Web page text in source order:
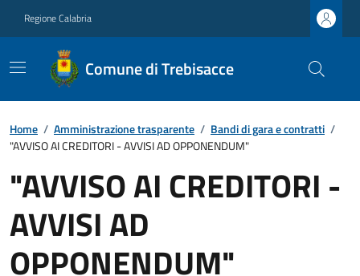
Regione Calabria
Comune di Trebisacce
Home / Amministrazione trasparente / Bandi di gara e contratti /
"AVVISO AI CREDITORI - AVVISI AD OPPONENDUM"
"AVVISO AI CREDITORI -
AVVISI AD
OPPONENDUM"